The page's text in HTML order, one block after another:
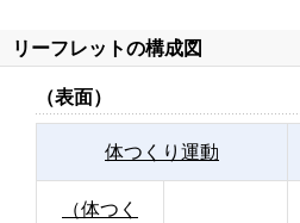
リーフレットの構成図
（表面）
体つくり運動
（体つく